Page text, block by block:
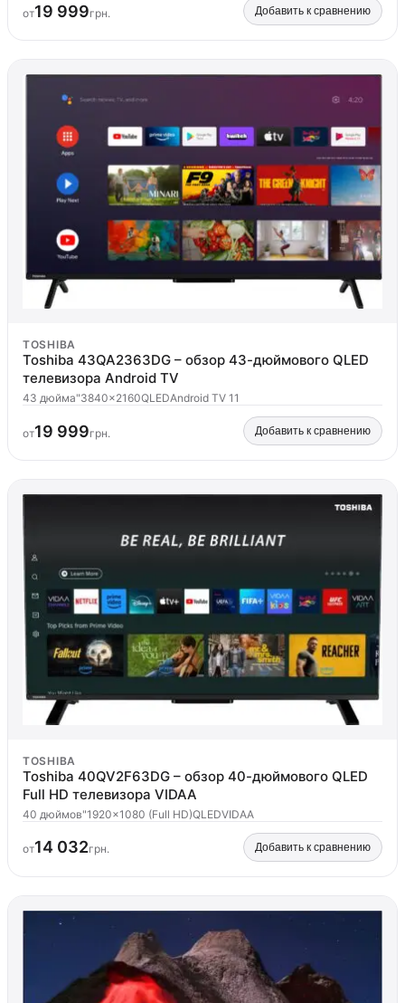
от19 999грн. Добавить к сравнению
TOSHIBA
Toshiba 43QA2363DG – обзор 43-дюймового QLED
телевизора Android TV
43 дюйма"3840x2160QLEDAndroid TV 11
от19 999грн. Добавить к сравнению
TOSHIBA
Toshiba 40QV2F63DG – обзор 40-дюймового QLED
Full HD телевизора VIDAA
40 дюймов"1920x1080 (Full HD)QLEDVIDAA
от14 032грн. Добавить к сравнению